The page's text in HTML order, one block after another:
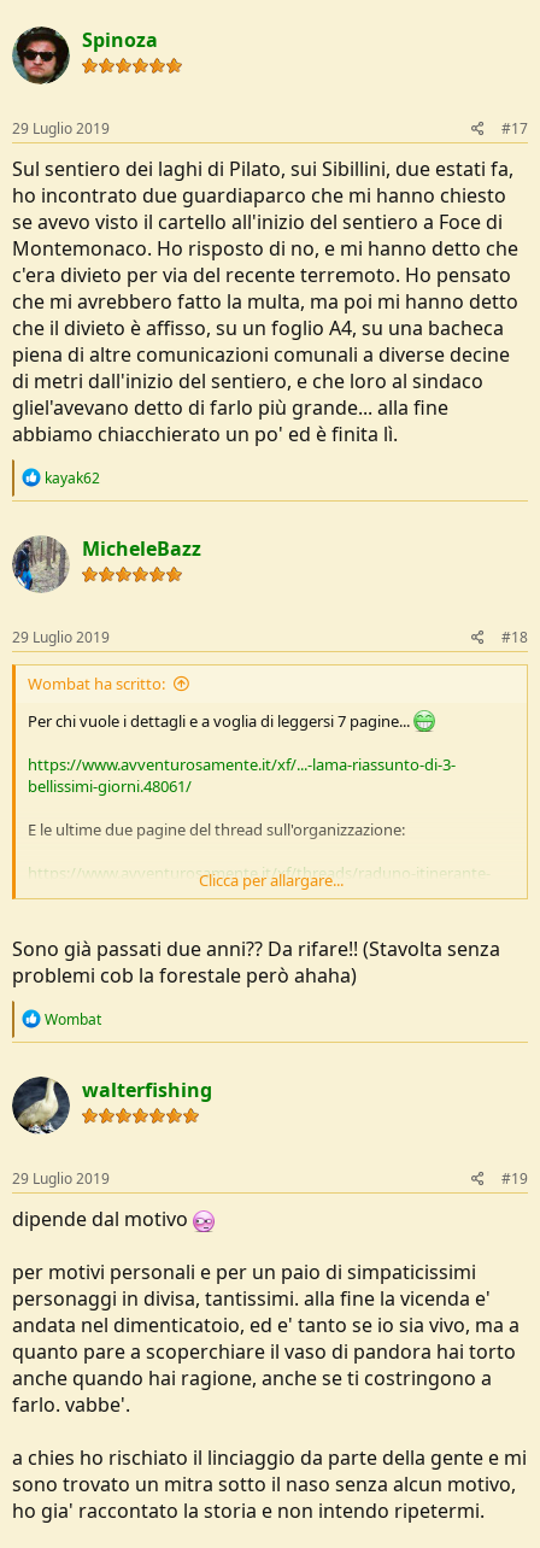
c
t
i
o
s
:
Spinoza
29 Luglio 2019 #17
Sul sentiero dei laghi di Pilato, sui Sibillini, due estati fa,
ho incontrato due guardiaparco che mi hanno chiesto
se avevo visto il cartello all'inizio del sentiero a Foce di
Montemonaco. Ho risposto di no, e mi hanno detto che
c'era divieto per via del recente terremoto. Ho pensato
che mi avrebbero fatto la multa, ma poi mi hanno detto
che il divieto è affisso, su un foglio A4, su una bacheca
piena di altre comunicazioni comunali a diverse decine
di metri dall'inizio del sentiero, e che loro al sindaco
gliel'avevano detto di farlo più grande... alla fine
abbiamo chiacchierato un po' ed è finita lì.
R
c
t
i
o
s
:
kayak62
MicheleBazz
29 Luglio 2019 #18
Wombat ha scritto:
Per chi vuole i dettagli e a voglia di leggersi 7 pagine...
https://www.avventurosamente.it/xf/...-lama-riassunto-di-3-
bellissimi-giorni.48061/
E le ultime due pagine del thread sull'organizzazione:
https://www.avventurosamente.it/xf/threads/raduno-itinerante-
nella-romagna-toscana.47807/page-14
Inoltre non abbiamo pagato nulla perchè Nico (@nptt
), che è
avvocato, ha scritto una memoria difensiva dove smontava tutte le
accusa rivolteci
Clicca per allargare...
Sono già passati due anni?? Da rifare!! (Stavolta senza
problemi cob la forestale però ahaha)
R
c
t
i
o
s
:
Wombat
walterfishing
29 Luglio 2019 #19
dipende dal motivo
per motivi personali e per un paio di simpaticissimi
personaggi in divisa, tantissimi. alla fine la vicenda e'
andata nel dimenticatoio, ed e' tanto se io sia vivo, ma a
quanto pare a scoperchiare il vaso di pandora hai torto
anche quando hai ragione, anche se ti costringono a
farlo. vabbe'.
a chies ho rischiato il linciaggio da parte della gente e mi
sono trovato un mitra sotto il naso senza alcun motivo,
ho gia' raccontato la storia e non intendo ripetermi.